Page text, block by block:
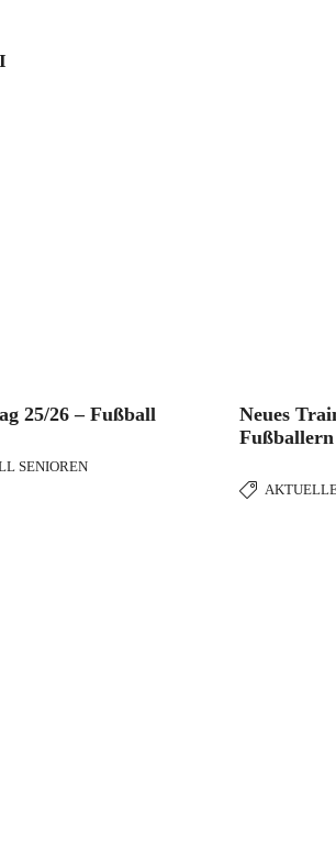
25/26 – Fußball
SENIOREN
Neues
Fußballern